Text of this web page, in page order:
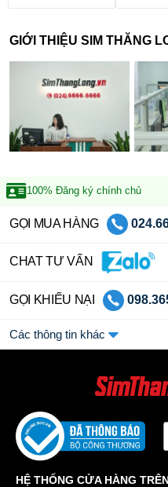
GIỚI THIỆU SIM THĂNG
100% Đăng ký chính chủ
GỌI MUA HÀNG
CHAT TƯ VẤN
GỌI KHIẾU NẠI
Các thông tin khác
HỆ THỐNG CỬA HÀNG